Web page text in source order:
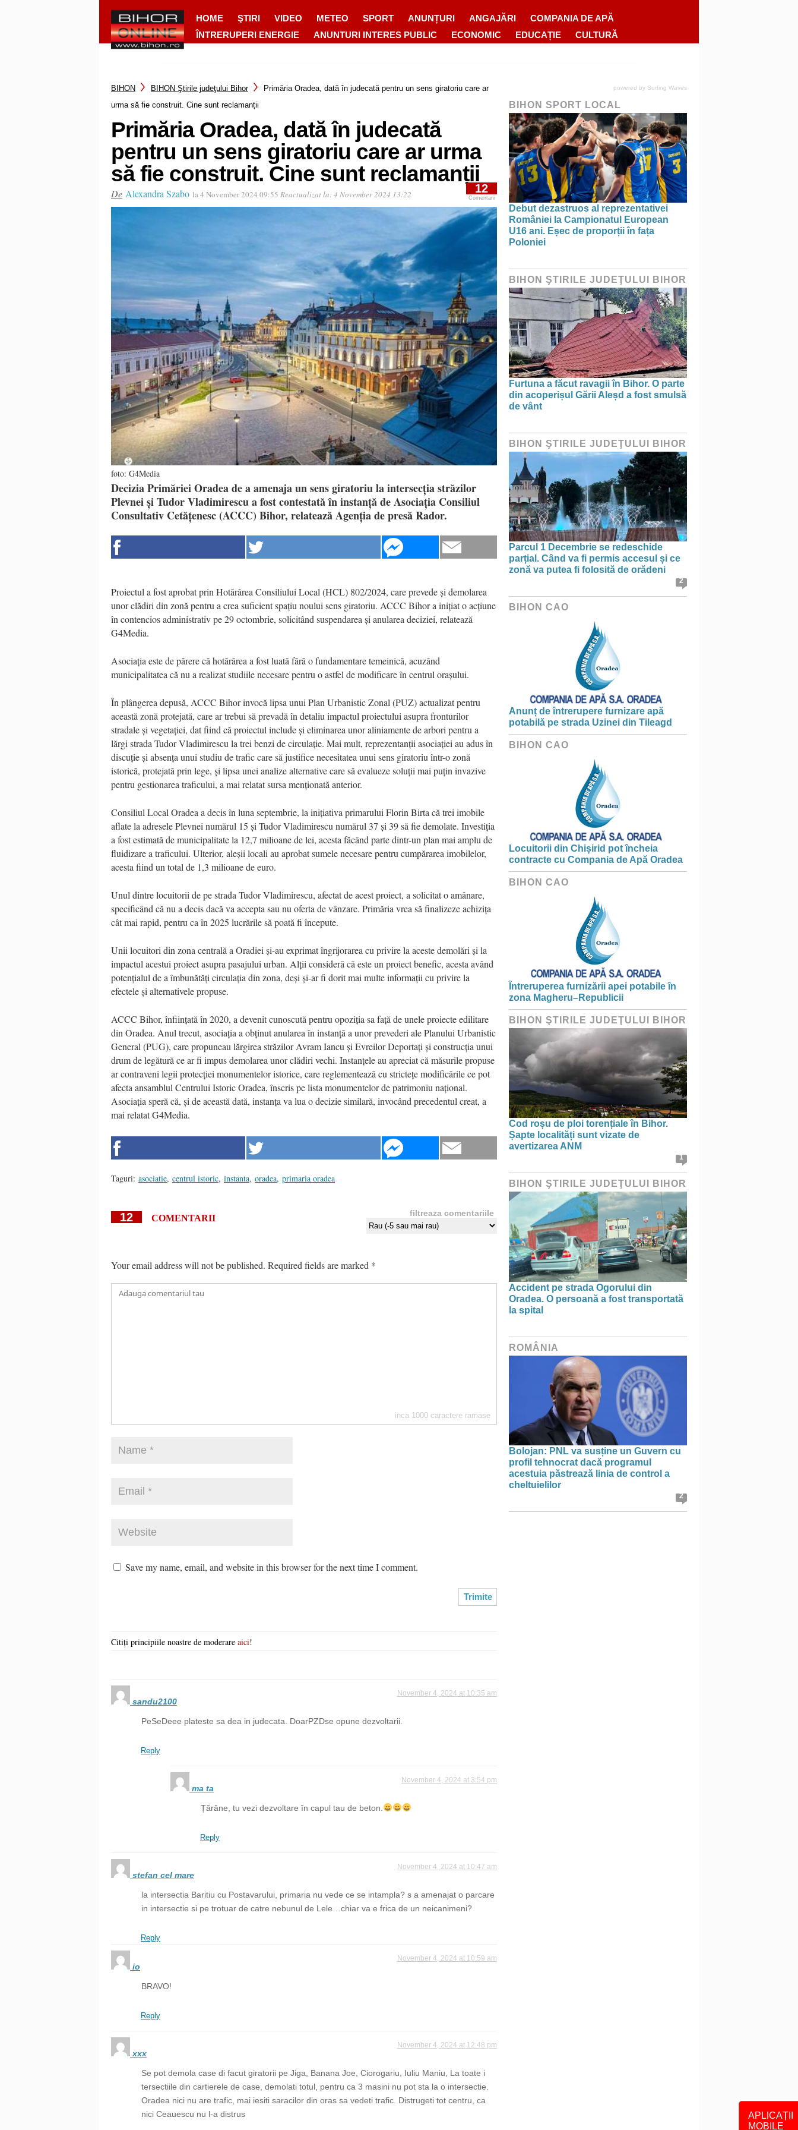
HOME ŞTIRI VIDEO METEO SPORT ANUNȚURI ANGAJĂRI
COMPANIA DE APĂ
ÎNTRERUPERI ENERGIE
ANUNTURI INTERES PUBLIC ECONOMIC EDUCAȚIE CULTURĂ
APLICAȚII
MOBILE
BIHON BIHON Ştirile judeţului Bihor
Primăria Oradea, dată în judecată pentru un sens giratoriu care ar
urma să fie construit. Cine sunt reclamanții
Primăria Oradea, dată în judecată
pentru un sens giratoriu care ar urma
să fie construit. Cine sunt reclamanții
De Alexandra Szabo la 4 November 2024 09:55 Reactualizat la:4 November 2024 13:22 12
Comentarii
foto: G4Media
Decizia Primăriei Oradea de a amenaja un sens giratoriu la intersecția străzilor
Plevnei și Tudor Vladimirescu a fost contestată în instanță de Asociația Consiliul
Consultativ Cetățenesc (ACCC) Bihor, relatează Agenția de presă Rador.
Proiectul a fost aprobat prin Hotărârea Consiliului Local (HCL) 802/2024, care prevede și demolarea
unor clădiri din zonă pentru a crea suficient spațiu noului sens giratoriu. ACCC Bihor a inițiat o acțiune
în contencios administrativ pe 29 octombrie, solicitând suspendarea și anularea deciziei, relatează
G4Media.
Asociația este de părere că hotărârea a fost luată fără o fundamentare temeinică, acuzând
municipalitatea că nu a realizat studiile necesare pentru o astfel de modificare în centrul orașului.
În plângerea depusă, ACCC Bihor invocă lipsa unui Plan Urbanistic Zonal (PUZ) actualizat pentru
această zonă protejată, care ar trebui să prevadă în detaliu impactul proiectului asupra fronturilor
stradale și vegetației, dat fiind că proiectul include și eliminarea unor aliniamente de arbori pentru a
lărgi strada Tudor Vladimirescu la trei benzi de circulație. Mai mult, reprezentanții asociației au adus în
discuție și absența unui studiu de trafic care să justifice necesitatea unui sens giratoriu într-o zonă
istorică, protejată prin lege, și lipsa unei analize alternative care să evalueze soluții mai puțin invazive
pentru gestionarea traficului, a mai relatat sursa menționată anterior.
Consiliul Local Oradea a decis în luna septembrie, la inițiativa primarului Florin Birta că trei imobile
aflate la adresele Plevnei numărul 15 și Tudor Vladimirescu numărul 37 și 39 să fie demolate. Investiția
a fost estimată de municipalitate la 12,7 milioane de lei, acesta făcând parte dintr-un plan mai amplu de
fluidizare a traficului. Ulterior, aleșii locali au aprobat sumele necesare pentru cumpărarea imobilelor,
acesta fiind un total de 1,3 milioane de euro.
Unul dintre locuitorii de pe strada Tudor Vladimirescu, afectat de acest proiect, a solicitat o amânare,
specificând că nu a decis dacă va accepta sau nu oferta de vânzare. Primăria vrea să finalizeze achizița
cât mai rapid, pentru ca în 2025 lucrările să poată fi începute.
Unii locuitori din zona centrală a Oradiei și-au exprimat îngrijorarea cu privire la aceste demolări și la
impactul acestui proiect asupra pasajului urban. Alții consideră că este un proiect benefic, acesta având
potențialul de a îmbunătăți circulația din zona, deși și-ar fi dorit mai multe informații cu privire la
efectele și alternativele propuse.
ACCC Bihor, înființată în 2020, a devenit cunoscută pentru opoziția sa față de unele proiecte edilitare
din Oradea. Anul trecut, asociația a obținut anularea în instanță a unor prevederi ale Planului Urbanistic
General (PUG), care propuneau lărgirea străzilor Avram Iancu și Evreilor Deportați și construcția unui
drum de legătură ce ar fi impus demolarea unor clădiri vechi. Instanțele au apreciat că măsurile propuse
ar contraveni legii protecției monumentelor istorice, care reglementează cu strictețe modificările ce pot
afecta ansamblul Centrului Istoric Oradea, înscris pe lista monumentelor de patrimoniu național.
Asociația speră că, și de această dată, instanța va lua o decizie similară, invocând precedentul creat, a
mai relatat G4Media.
Taguri: asociatie, centrul istoric, instanta, oradea, primaria oradea
12 COMENTARII filtreaza comentariile
Your email address will not be published. Required fields are marked *
inca 1000 caractere ramase
Save my name, email, and website in this browser for the next time I comment.
Citiți principiile noastre de moderare aici!
sandu2100
November 4, 2024 at 10:35 am
PeSeDeee plateste sa dea in judecata. DoarPZDse opune dezvoltarii.
Reply
ma ta
November 4, 2024 at 3:54 pm
Țărâne, tu vezi dezvoltare în capul tau de beton.
Reply
stefan cel mare
November 4, 2024 at 10:47 am
la intersectia Baritiu cu Postavarului, primaria nu vede ce se intampla? s a amenajat o parcare
in intersectie si pe trotuar de catre nebunul de Lele…chiar va e frica de un neicanimeni?
Reply
io
November 4, 2024 at 10:59 am
BRAVO!
Reply
xxx
November 4, 2024 at 12:48 pm
Se pot demola case di facut giratorii pe Jiga, Banana Joe, Ciorogariu, Iuliu Maniu, La toate i
tersectiile din cartierele de case, demolati totul, pentru ca 3 masini nu pot sta la o intersectie.
Oradea nici nu are trafic, mai iesiti saracilor din oras sa vedeti trafic. Distrugeti tot centru, ca
nici Ceauescu nu l-a distrus
powered by Surfing Waves
BIHON SPORT LOCAL
Debut dezastruos al reprezentativei
României la Campionatul European
U16 ani. Eșec de proporții în fața
Poloniei
BIHON ŞTIRILE JUDEŢULUI BIHOR
Furtuna a făcut ravagii în Bihor. O parte
din acoperișul Gării Aleșd a fost smulsă
de vânt
BIHON ŞTIRILE JUDEŢULUI BIHOR
Parcul 1 Decembrie se redeschide
parțial. Când va fi permis accesul și ce
zonă va putea fi folosită de orădeni
2
BIHON CAO
Anunț de întrerupere furnizare apă
potabilă pe strada Uzinei din Tileagd
BIHON CAO
Locuitorii din Chișirid pot încheia
contracte cu Compania de Apă Oradea
BIHON CAO
Întreruperea furnizării apei potabile în
zona Magheru–Republicii
BIHON ŞTIRILE JUDEŢULUI BIHOR
Cod roșu de ploi torențiale în Bihor.
Șapte localități sunt vizate de
avertizarea ANM
1
BIHON ŞTIRILE JUDEŢULUI BIHOR
Accident pe strada Ogorului din
Oradea. O persoană a fost transportată
la spital
ROMÂNIA
Bolojan: PNL va susține un Guvern cu
profil tehnocrat dacă programul
acestuia păstrează linia de control a
cheltuielilor
2